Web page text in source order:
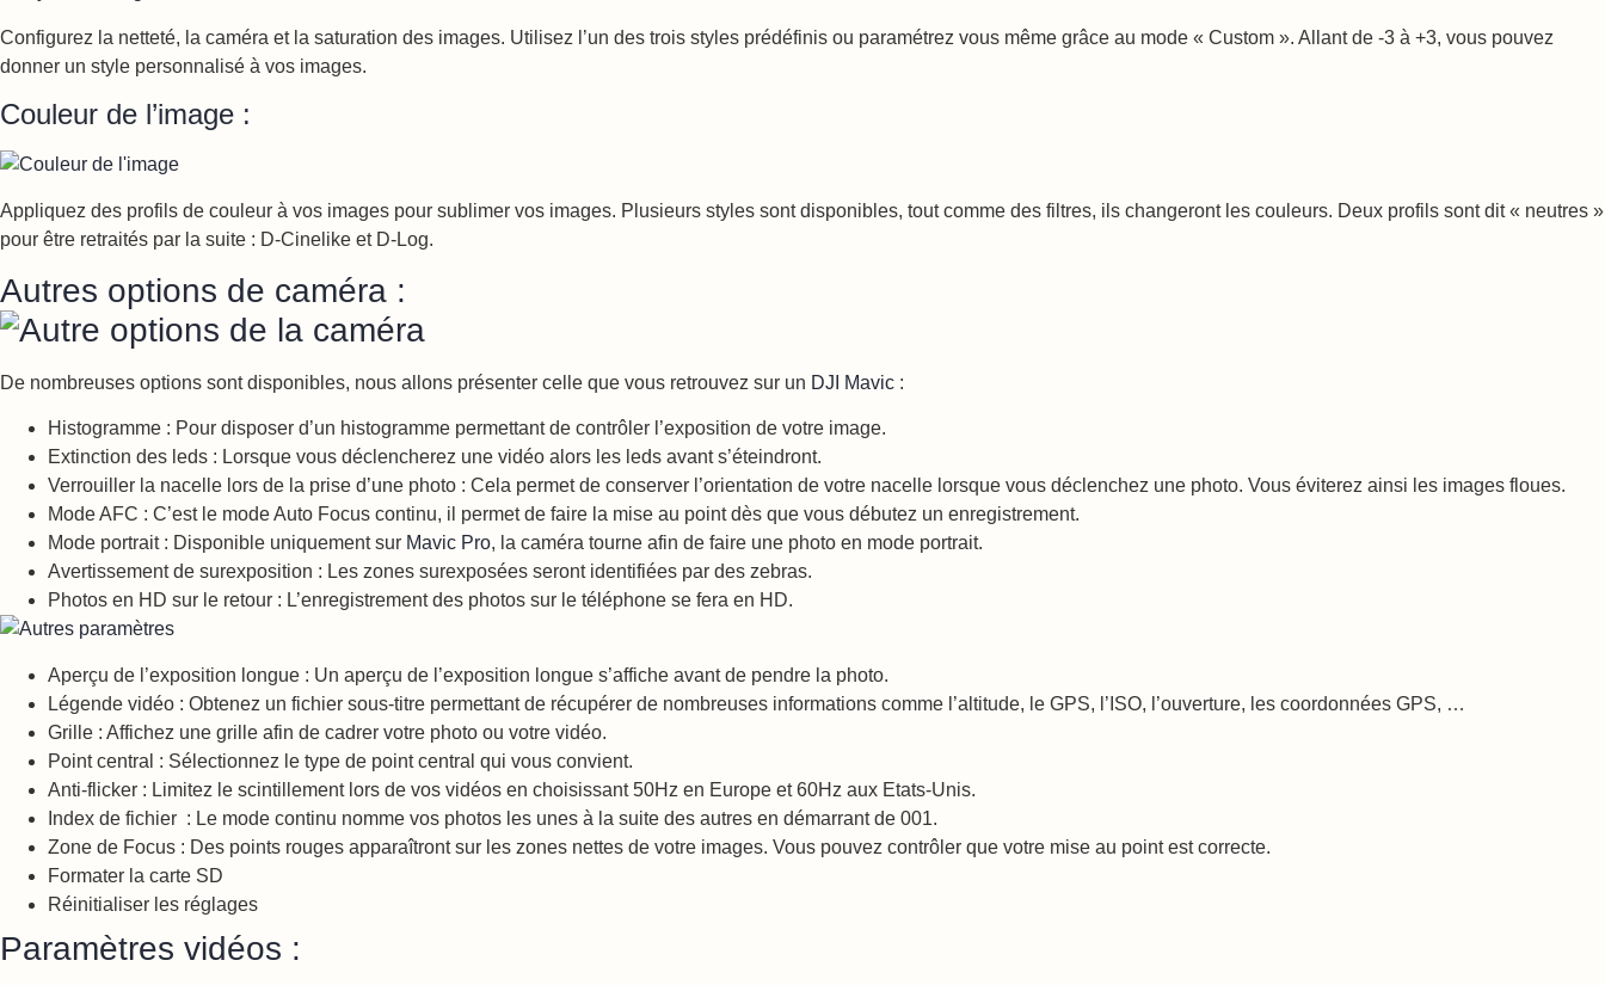
Configurez la netteté, la caméra et la saturation des images. Utilisez l’un des trois styles prédéfinis ou paramétrez vous même grâce au mode « Custom ». Allant de -3 à +3, vous pouvez
donner un style personnalisé à vos images.
Couleur de l’image :
Appliquez des profils de couleur à vos images pour sublimer vos images. Plusieurs styles sont disponibles, tout comme des filtres, ils changeront les couleurs. Deux profils sont dit « neutres »
pour être retraités par la suite : D-Cinelike et D-Log.
Autres options de caméra :
De nombreuses options sont disponibles, nous allons présenter celle que vous retrouvez sur un DJI Mavic :
Histogramme : Pour disposer d’un histogramme permettant de contrôler l’exposition de votre image.
Extinction des leds : Lorsque vous déclencherez une vidéo alors les leds avant s’éteindront.
Verrouiller la nacelle lors de la prise d’une photo : Cela permet de conserver l’orientation de votre nacelle lorsque vous déclenchez une photo. Vous éviterez ainsi les images floues.
Mode AFC : C’est le mode Auto Focus continu, il permet de faire la mise au point dès que vous débutez un enregistrement.
Mode portrait : Disponible uniquement sur Mavic Pro, la caméra tourne afin de faire une photo en mode portrait.
Avertissement de surexposition : Les zones surexposées seront identifiées par des zebras.
Photos en HD sur le retour : L’enregistrement des photos sur le téléphone se fera en HD.
Aperçu de l’exposition longue : Un aperçu de l’exposition longue s’affiche avant de pendre la photo.
Légende vidéo : Obtenez un fichier sous-titre permettant de récupérer de nombreuses informations comme l’altitude, le GPS, l’ISO, l’ouverture, les coordonnées GPS, …
Grille : Affichez une grille afin de cadrer votre photo ou votre vidéo.
Point central : Sélectionnez le type de point central qui vous convient.
Anti-flicker : Limitez le scintillement lors de vos vidéos en choisissant 50Hz en Europe et 60Hz aux Etats-Unis.
Index de fichier : Le mode continu nomme vos photos les unes à la suite des autres en démarrant de 001.
Zone de Focus : Des points rouges apparaîtront sur les zones nettes de votre images. Vous pouvez contrôler que votre mise au point est correcte.
Formater la carte SD
Réinitialiser les réglages
Paramètres vidéos :